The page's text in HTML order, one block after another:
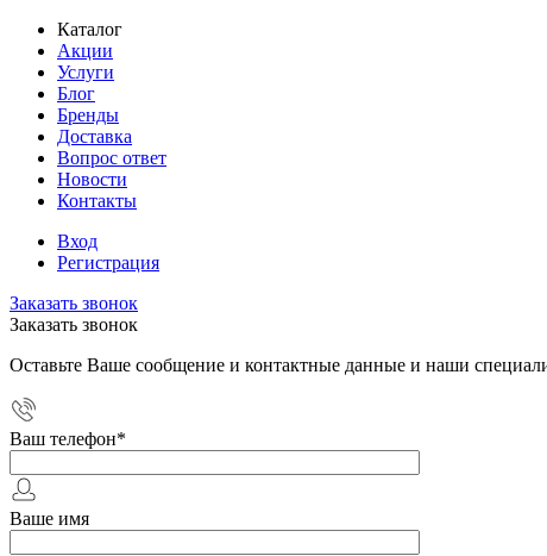
Каталог
Акции
Услуги
Блог
Бренды
Доставка
Вопрос ответ
Новости
Контакты
Вход
Регистрация
Заказать звонок
Заказать звонок
Оставьте Ваше сообщение и контактные данные и наши
Ваш телефон*
Ваше имя